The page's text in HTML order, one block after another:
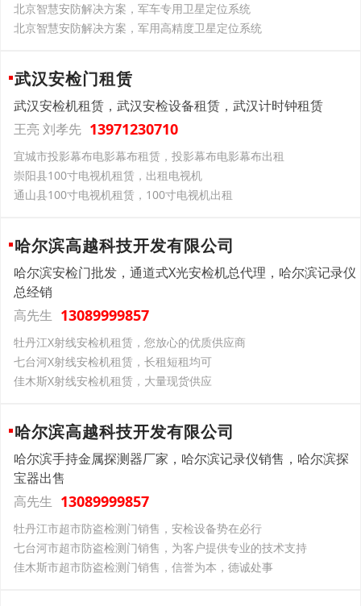
北京智慧安防解决方案，军车专用卫星定位系统
北京智慧安防解决方案，军用高精度卫星定位系统
武汉安检门租赁
武汉安检机租赁，武汉安检设备租赁，武汉计时钟租赁
王亮 刘孝先 13971230710
宜城市投影幕布电影幕布租赁，投影幕布电影幕布出租
崇阳县100寸电视机租赁，出租电视机
通山县100寸电视机租赁，100寸电视机出租
哈尔滨高越科技开发有限公司
哈尔滨安检门批发，通道式X光安检机总代理，哈尔滨记录仪
总经销
高先生 13089999857
牡丹江X射线安检机租赁，您放心的优质供应商
七台河X射线安检机租赁，长租短租均可
佳木斯X射线安检机租赁，大量现货供应
哈尔滨高越科技开发有限公司
哈尔滨手持金属探测器厂家，哈尔滨记录仪销售，哈尔滨探
宝器出售
高先生 13089999857
牡丹江市超市防盗检测门销售，安检设备势在必行
七台河市超市防盗检测门销售，为客户提供专业的技术支持
佳木斯市超市防盗检测门销售，信誉为本，德诚处事